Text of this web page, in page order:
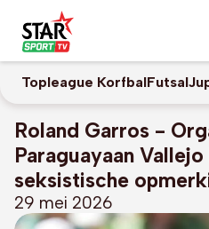
Topleague KorfbalFutsal
Roland Garros -
Paraguayaan
seksistische
29 mei 2026